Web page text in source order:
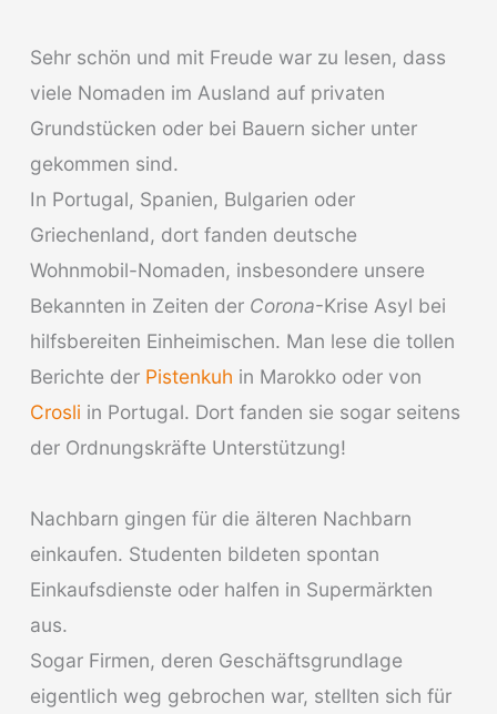
Sehr schön und mit Freude war zu lesen, dass
viele Nomaden im Ausland auf privaten
Grundstücken oder bei Bauern sicher unter
gekommen sind.
In Portugal, Spanien, Bulgarien oder
Griechenland, dort fanden deutsche
Wohnmobil-Nomaden, insbesondere unsere
Bekannten in Zeiten der Corona-Krise Asyl bei
hilfsbereiten Einheimischen. Man lese die tollen
Berichte der Pistenkuh in Marokko oder von
Crosli in Portugal. Dort fanden sie sogar seitens
der Ordnungskräfte Unterstützung!
Nachbarn gingen für die älteren Nachbarn
einkaufen. Studenten bildeten spontan
Einkaufsdienste oder halfen in Supermärkten
aus.
Sogar Firmen, deren Geschäftsgrundlage
eigentlich weg gebrochen war, stellten sich für